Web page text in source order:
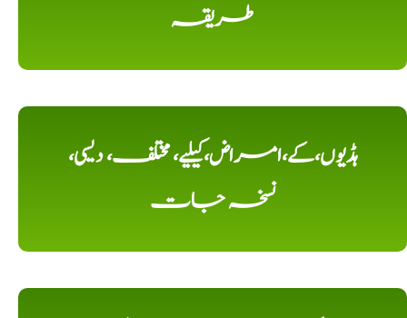
طریقہ
ہڈیوں،کے،امراض،کیلیے، مختلف، دیسی،
نسخہ جات